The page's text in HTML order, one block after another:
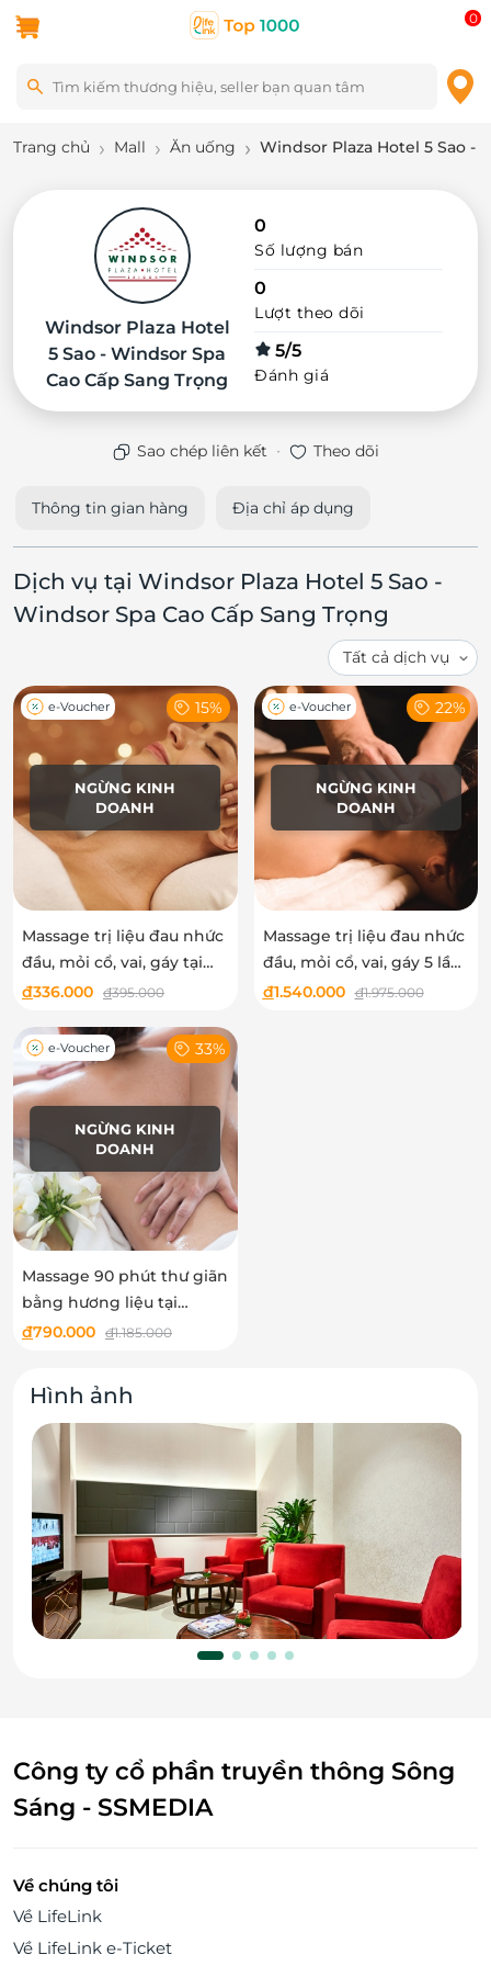
0
Trang chủ Mall Ăn uống Windsor Plaza Hotel 5 Sao -
Windsor Plaza Hotel
5 Sao - Windsor Spa
Cao Cấp Sang Trọng
0
Số lượng bán
0
Lượt theo dõi
5/5
Đánh giá
Sao chép liên kết · Theo dõi
Thông tin gian hàng Địa chỉ áp dụng
Dịch vụ tại Windsor Plaza Hotel 5 Sao -
Windsor Spa Cao Cấp Sang Trọng
NGỪNG KINH
DOANH
e-Voucher 15%
Massage trị liệu đau nhức
đầu, mỏi cổ, vai, gáy tại
Windsor Spa
đ336.000 đ395.000
NGỪNG KINH
DOANH
e-Voucher 22%
Massage trị liệu đau nhức
đầu, mỏi cổ, vai, gáy 5 lần
tại Windsor Spa
đ1.540.000 đ1.975.000
NGỪNG KINH
DOANH
e-Voucher 33%
Massage 90 phút thư giãn
bằng hương liệu tại
Winsor Spa
đ790.000 đ1.185.000
Hình ảnh
Công ty cổ phần truyền thông Sông
Sáng - SSMEDIA
Về chúng tôi
Về LifeLink
Về LifeLink e-Ticket